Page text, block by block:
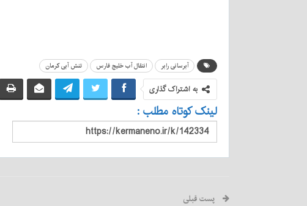
آبرسانی رابر انتقال آب خلیج فارس تنش آبی کرمان
به اشتراک گذاری
لینک کوتاه مطلب :
پست قبلی